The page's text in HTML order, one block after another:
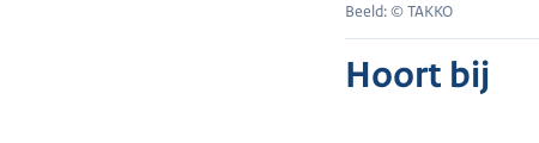
Beeld: © TAKKO
Hoort bij